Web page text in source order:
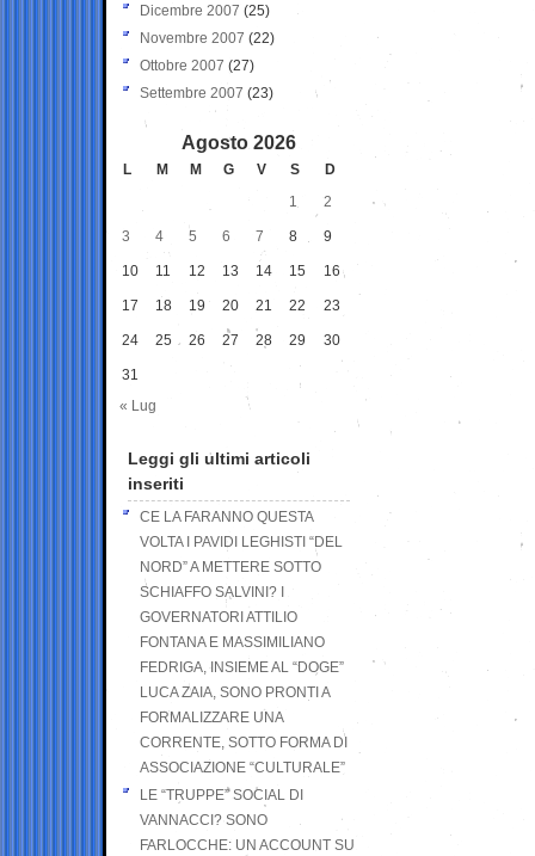
Dicembre 2007 (25)
Novembre 2007 (22)
Ottobre 2007 (27)
Settembre 2007 (23)
Agosto 2026
L M M G V S
D
1
2
3 4 5 6 7 8 9
10 11 12 13 14 15 16
17 18 19 20 21 22 23
24 25 26 27 28 29 30
31
« Lug
Leggi gli ultimi articoli
inseriti
CE LA FARANNO QUESTA
VOLTA I PAVIDI LEGHISTI “DEL
NORD” A METTERE SOTTO
SCHIAFFO SALVINI? I
GOVERNATORI ATTILIO
FONTANA E MASSIMILIANO
FEDRIGA, INSIEME AL “DOGE”
LUCA ZAIA, SONO PRONTI A
FORMALIZZARE UNA
CORRENTE, SOTTO FORMA DI
ASSOCIAZIONE “CULTURALE”
LE “TRUPPE” SOCIAL DI
VANNACCI? SONO
FARLOCCHE: UN ACCOUNT SU